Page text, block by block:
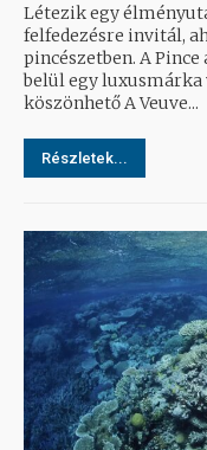
Létezik egy
felfedezésre invitál,
pincészetben. A
belül egy luxusmárka végez
köszönhető A Veuve...
Részletek...